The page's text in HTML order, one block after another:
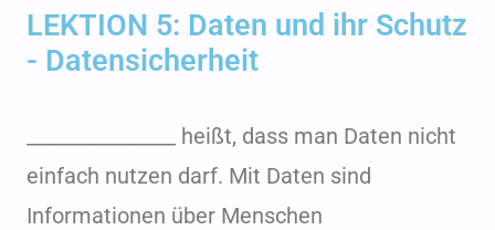
LEKTION 5: Daten und ihr Schutz
- Datensicherheit
_______________ heißt, dass man Daten nicht
einfach nutzen darf. Mit Daten sind
Informationen über Menschen